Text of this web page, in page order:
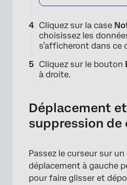
Cliquez sur la case
choisissez les
s’afficheront dans ce
Cliquez sur le bouton
à droite.
Déplacement et
suppression de
Passez le curseur sur un
déplacement à gauche
pour faire glisser et